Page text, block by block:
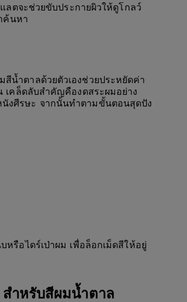
ลตจะช่วยขับประกายผิวให้ดูโกลว์
ค้นหา
สีน้ำตาลด้วยตัวเองช่วยประหยัดค่า
เคล็ดลับสำคัญคืองดสระผมอย่าง
งศีรษะ จากนั้นทำตามขั้นตอนสุดปัง
หรือไดร์เป่าผม เพื่อล็อกเม็ดสีให้อยู่
ำหรับสีผมน้ำตาล